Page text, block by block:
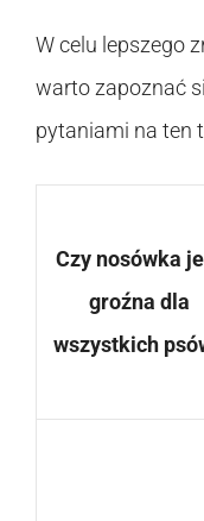
W celu lepszego
warto zapoznać
pytaniami na ten
Czy nosówka
groźna dla
wszystkich